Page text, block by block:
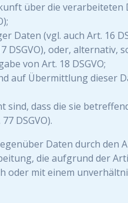
über die
(vgl. auch Art. 16
oder, alternativ,
von Art. 18 DSGVO;
auf Übermittlung dieser
dass die sie
DSGVO).
Daten durch den
die aufgrund der
mit einem